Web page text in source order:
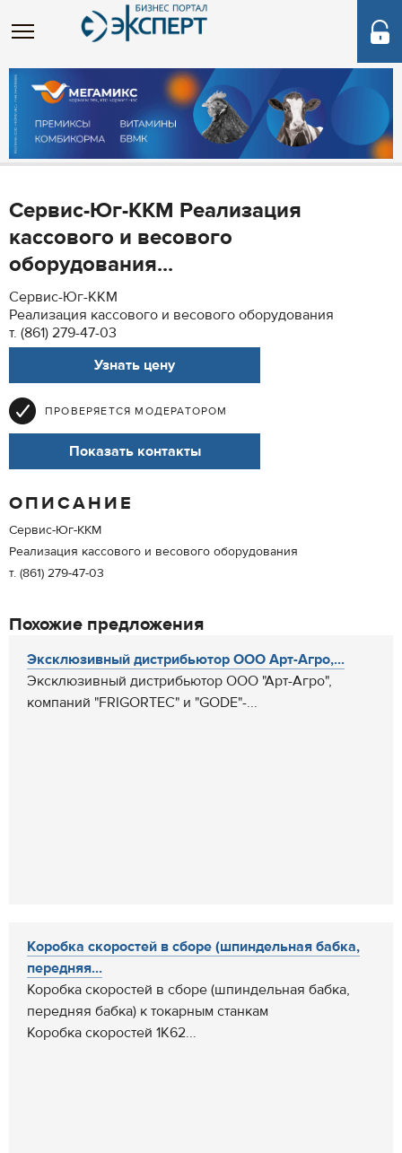
Сервис-Юг-ККМ Реализация
кассового и весового
оборудования...
Сервис-Юг-ККМ
Реализация кассового и весового оборудования
т. (861) 279-47-03
Узнать цену
ПРОВЕРЯЕТСЯ МОДЕРАТОРОМ
Показать контакты
ОПИСАНИЕ
Сервис-Юг-ККМ
Реализация кассового и весового оборудования
т. (861) 279-47-03
Похожие предложения
Эксклюзивный дистрибьютор ООО Арт-Агро,...
Эксклюзивный дистрибьютор ООО "Арт-Агро",
компаний "FRIGORTEC" и "GODE"-...
Коробка скоростей в сборе (шпиндельная бабка,
передняя...
Коробка скоростей в сборе (шпиндельная бабка,
передняя бабка) к токарным станкам
Коробка скоростей 1К62...